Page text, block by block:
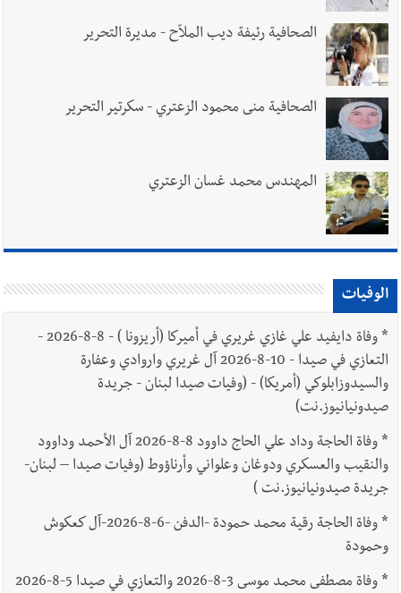
الصحافية رئيفة ديب الملاّح - مديرة التحرير
الصحافية منى محمود الزعتري - سكرتير التحرير
المهندس محمد غسان الزعتري
الوفيات
*
وفاة دايفيد علي غازي غريري في أميركا (أريزونا ) - 8-8-2026 -
التعازي في صيدا - 10-8-2026 آل غريري واروادي وعفارة
والسيدوزابلوكي (أمريكا) - (وفيات صيدا لبنان - جريدة
صيدونيانيوز.نت)
*
وفاة الحاجة وداد علي الحاج داوود 8-8-2026 آل الأحمد وداوود
والنقيب والعسكري ودوغان وعلواني وأرناؤوط (وفيات صيدا – لبنان-
جريدة صيدونيانيوز.نت )
*
وفاة الحاجة رقية محمد حمودة -الدفن -6-8-2026-آل كعكوش
وحمودة
*
وفاة مصطفى محمد موسى 3-8-2026 والتعازي في صيدا 5-8-2026